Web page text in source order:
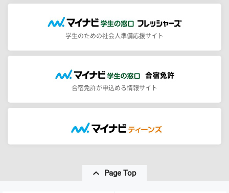
学生のための社会人準備応援サイト
合宿免許が申込める情報サイト
Page Top